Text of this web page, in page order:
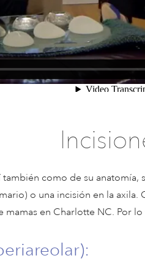
como de su
o una incisión en la axila.
en Charlotte NC. Por